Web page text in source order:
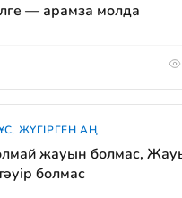
— арамза молда
ЖҮГІРГЕН АҢ
жауын болмас,
болмас